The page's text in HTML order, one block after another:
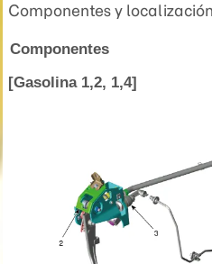
Componentes y
Componentes
[Gasolina 1,2, 1,4]